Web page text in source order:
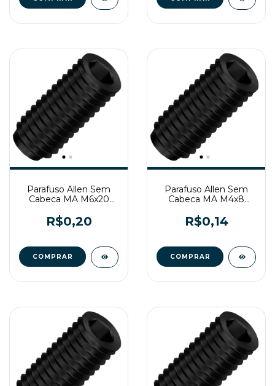
Parafuso Allen Sem
Cabeca MA M6x20
R$0,20
Parafuso Allen Sem
Cabeca MA M4x8
R$0,14